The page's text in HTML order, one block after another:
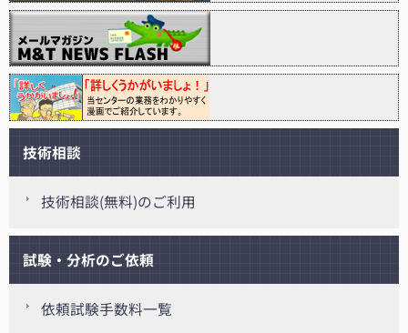
技術相談
技術相談(無料)のご利用
試験・分析のご依頼
依頼試験手数料一覧